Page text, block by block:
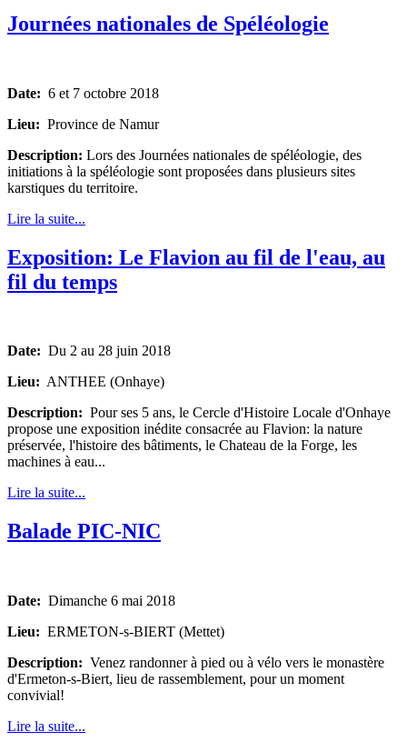
Journées nationales de Spéléologie
Date: 6 et 7 octobre 2018
Lieu: Province de Namur
Description: Lors des Journées nationales de spéléologie, des
initiations à la spéléologie sont proposées dans plusieurs sites
karstiques du territoire.
Lire la suite...
Exposition: Le Flavion au fil de l'eau, au
fil du temps
Date: Du 2 au 28 juin 2018
Lieu: ANTHEE (Onhaye)
Description: Pour ses 5 ans, le Cercle d'Histoire Locale d'Onhaye
propose une exposition inédite consacrée au Flavion: la nature
préservée, l'histoire des bâtiments, le Chateau de la Forge, les
machines à eau...
Lire la suite...
Balade PIC-NIC
Date: Dimanche 6 mai 2018
Lieu: ERMETON-s-BIERT (Mettet)
Description: Venez randonner à pied ou à vélo vers le monastère
d'Ermeton-s-Biert, lieu de rassemblement, pour un moment
convivial!
Lire la suite...